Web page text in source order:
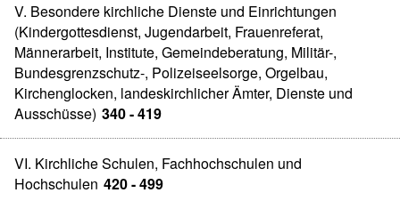
V. Besondere kirchliche Dienste und Einrichtungen
(Kindergottesdienst, Jugendarbeit, Frauenreferat,
Männerarbeit, Institute, Gemeindeberatung, Militär-,
Bundesgrenzschutz-, Polizeiseelsorge, Orgelbau,
Kirchenglocken, landeskirchlicher Ämter, Dienste und
Ausschüsse) 340 - 419
VI. Kirchliche Schulen, Fachhochschulen und
Hochschulen 420 - 499